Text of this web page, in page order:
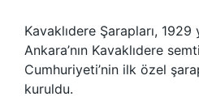
Kavaklıdere Şarapları, 1929
Ankara’nın Kavaklıdere
Cumhuriyeti’nin ilk özel
kuruldu.